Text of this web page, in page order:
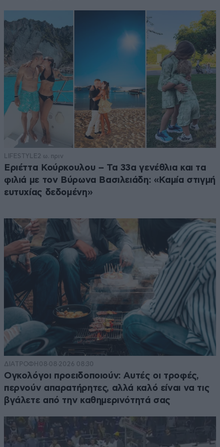
LIFESTYLE 2 ω. πριν
Εριέττα Κούρκουλου – Τα 33α γενέθλια και τα
φιλιά με τον Βύρωνα Βασιλειάδη: «Καμία στιγμή
ευτυχίας δεδομένη»
ΔΙΑΤΡΟΦΗ 08·08·2026 08:30
Ογκολόγοι προειδοποιούν: Αυτές οι τροφές,
περνούν απαρατήρητες, αλλά καλό είναι να τις
βγάλετε από την καθημερινότητά σας